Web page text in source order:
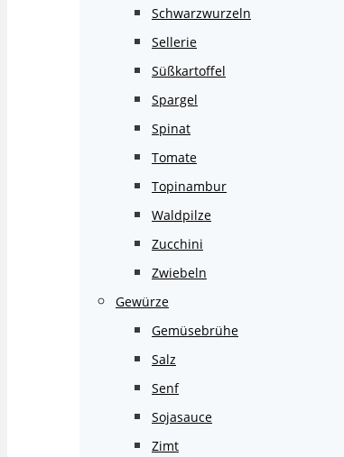
Schwarzwurzeln
Sellerie
Süßkartoffel
Spargel
Spinat
Tomate
Topinambur
Waldpilze
Zucchini
Zwiebeln
Gewürze
Gemüsebrühe
Salz
Senf
Sojasauce
Zimt